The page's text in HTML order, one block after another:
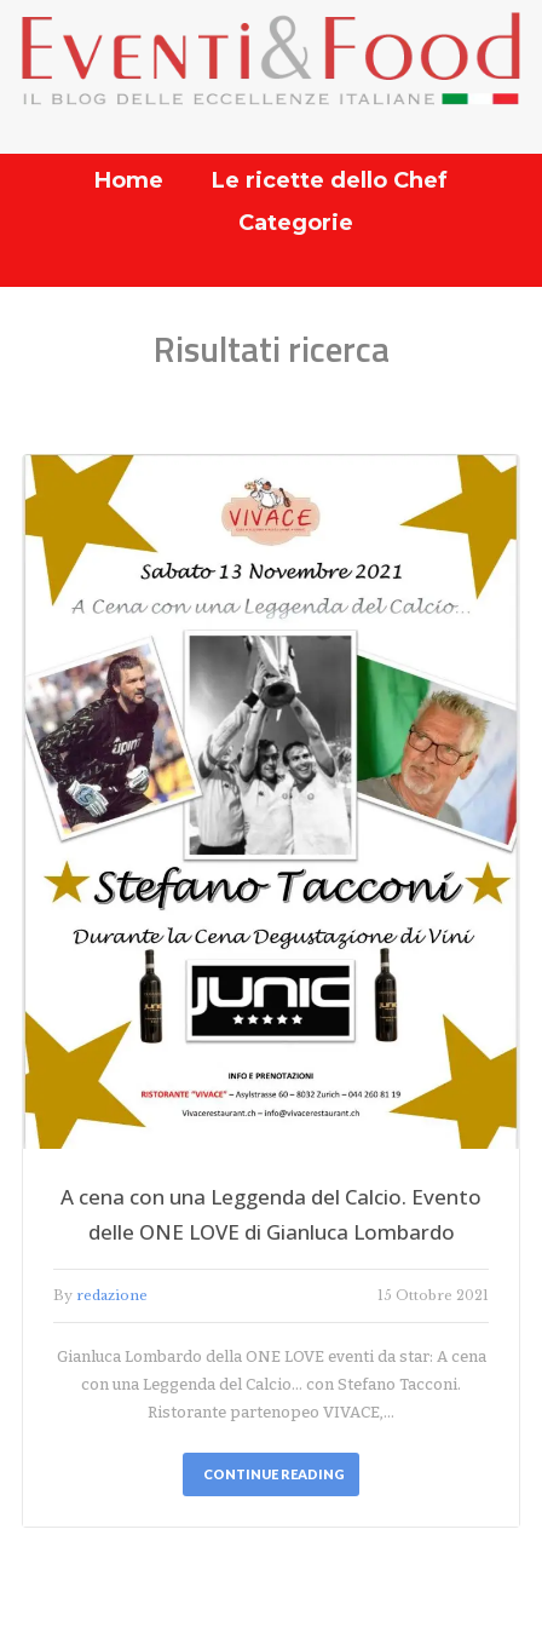
Home
Le ricette dello Chef
Categorie
Risultati ricerca
A cena con una Leggenda del Calcio. Evento
delle ONE LOVE di Gianluca Lombardo
By redazione 15 Ottobre 2021
Gianluca Lombardo della ONE LOVE eventi da star: A cena
con una Leggenda del Calcio... con Stefano Tacconi.
Ristorante partenopeo VIVACE,…
CONTINUE READING